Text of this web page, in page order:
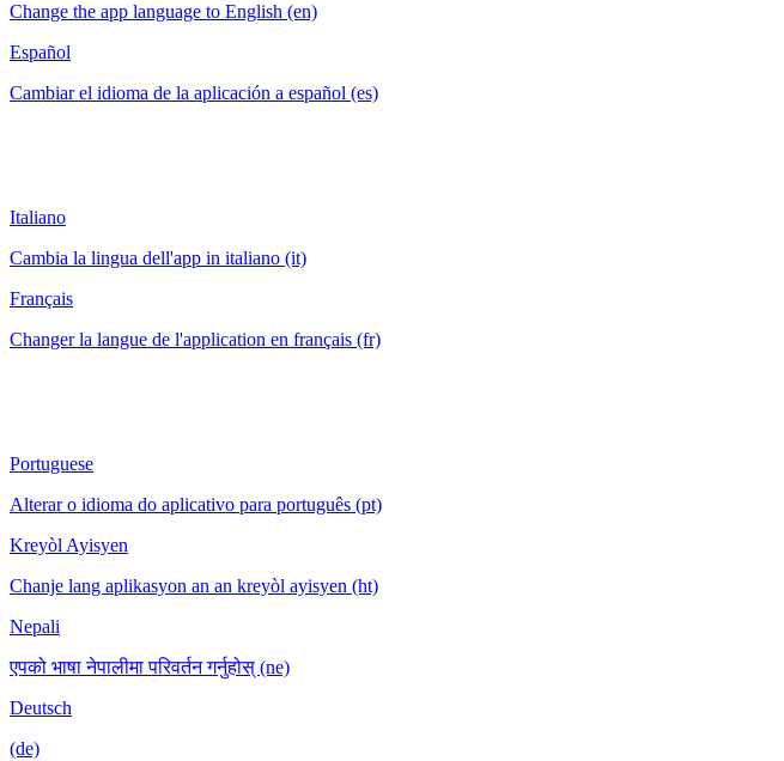
Change the app language to English (en)
Español
Cambiar el idioma de la aplicación a español (es)
Italiano
Cambia la lingua dell'app in italiano (it)
Français
Changer la langue de l'application en français (fr)
Portuguese
Alterar o idioma do aplicativo para português (pt)
Kreyòl Ayisyen
Chanje lang aplikasyon an an kreyòl ayisyen (ht)
Nepali
एपको भाषा नेपालीमा परिवर्तन गर्नुहोस् (ne)
Deutsch
(de)